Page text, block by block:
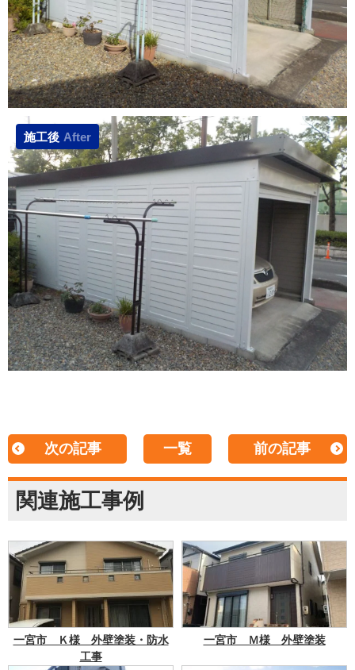
施工後 After
次の記事 一覧 前の記事
関連施工事例
一宮市 Ｋ様 外壁塗装・防水
工事
一宮市 Ｍ様 外壁塗装